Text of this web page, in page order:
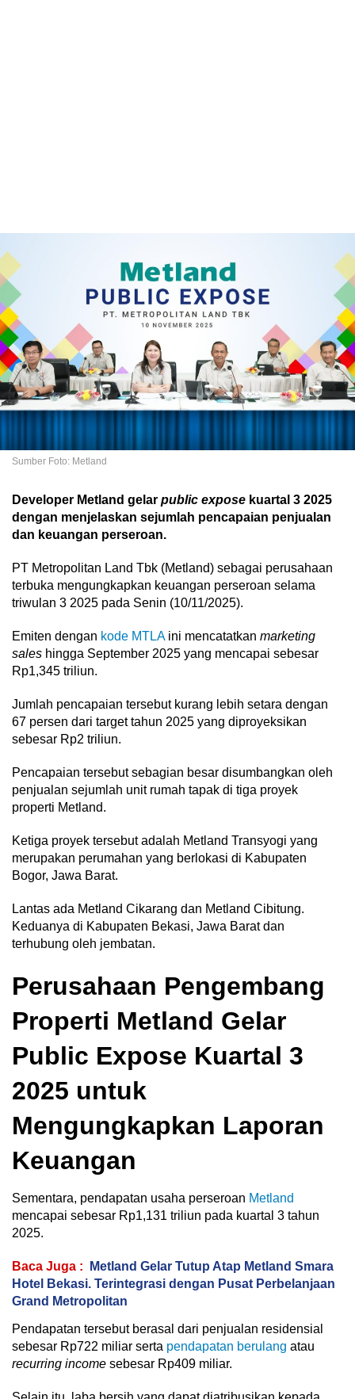
Sumber Foto: Metland
Developer Metland gelar public expose kuartal 3 2025
dengan menjelaskan sejumlah pencapaian penjualan
dan keuangan perseroan.
PT Metropolitan Land Tbk (Metland) sebagai perusahaan
terbuka mengungkapkan keuangan perseroan selama
triwulan 3 2025 pada Senin (10/11/2025).
Emiten dengan kode MTLAini mencatatkan marketing
sales hingga September 2025 yang mencapai sebesar
Rp1,345 triliun.
Jumlah pencapaian tersebut kurang lebih setara dengan
67 persen dari target tahun 2025 yang diproyeksikan
sebesar Rp2 triliun.
Pencapaian tersebut sebagian besar disumbangkan oleh
penjualan sejumlah unit rumah tapak di tiga proyek
properti Metland.
Ketiga proyek tersebut adalah Metland Transyogi yang
merupakan perumahan yang berlokasi di Kabupaten
Bogor, Jawa Barat.
Lantas ada Metland Cikarang dan Metland Cibitung.
Keduanya di Kabupaten Bekasi, Jawa Barat dan
terhubung oleh jembatan.
Perusahaan Pengembang
Properti Metland Gelar
Public Expose Kuartal 3
2025 untuk
Mengungkapkan Laporan
Keuangan
Sementara, pendapatan usaha perseroan Metland
mencapai sebesar Rp1,131 triliun pada kuartal 3 tahun
2025.
Baca Juga :
Metland Gelar Tutup Atap Metland Smara
Hotel Bekasi. Terintegrasi dengan Pusat Perbelanjaan
Grand Metropolitan
Pendapatan tersebut berasal dari penjualan residensial
sebesar Rp722 miliar serta pendapatan berulang atau
recurring income sebesar Rp409 miliar.